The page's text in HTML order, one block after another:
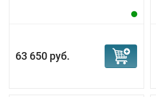
63 650 руб.